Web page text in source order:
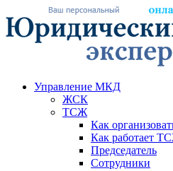
Управление МКД
ЖСК
ТСЖ
Как
Как работает
Председатель
Сотрудники